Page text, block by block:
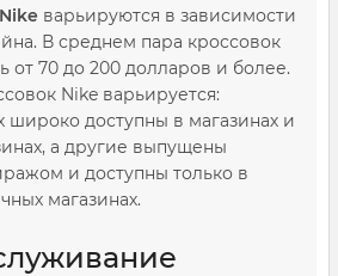
варьируются в зависимости
В среднем пара кроссовок
от 70 до 200 долларов и более.
Nike варьируется:
широко доступны в магазинах и
а другие выпущены
и доступны только в
магазинах.